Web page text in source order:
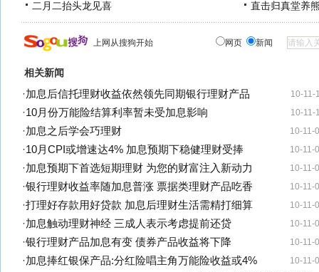
二月二抬头龙见喜 直击归真堂养
上网从搜狗开始 网页 新闻
相关新闻
10-11-
·加息后信托理财收益依然领先同期银行理财产品
10-11-
·10月份万能险结算利率暂未受加息影响
10-11-
·加息之后学会巧理财
10-11-
·10月CPI或增速达4% 加息预期下稳健理财受捧
10-11-
·加息预期下首选短期理财 为您的财富注入新动力
10-11-
·银行理财收益率随加息普涨 票据类理财产品吃香
10-11-
·打理好存款用好贷款 加息后理财生活需精打细算
10-11-
·加息触动理财神经 三成人表示考虑提前还贷
10-11-
·银行理财产品加息有变 债券产品收益将下降
10-11-
·加息捧红银保产品:分红险唱主角万能险收益或4%